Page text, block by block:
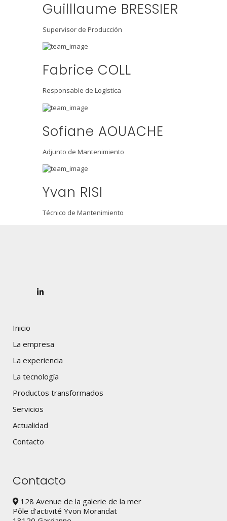
Guilllaume BRESSIER
Supervisor de Producción
Fabrice COLL
Responsable de Logística
Sofiane AOUACHE
Adjunto de Mantenimiento
Yvan RISI
Técnico de Mantenimiento
Inicio
La empresa
La experiencia
La tecnología
Productos transformados
Servicios
Actualidad
Contacto
Contacto
128 Avenue de la galerie de la mer
Pôle d’activité Yvon Morandat